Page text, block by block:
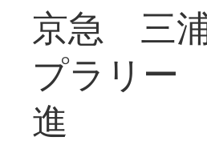
京急 三
プラリー
進